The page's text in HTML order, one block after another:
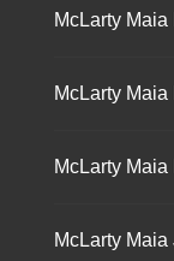
McLarty Maia
McLarty Maia
McLarty Maia
McLarty Maia